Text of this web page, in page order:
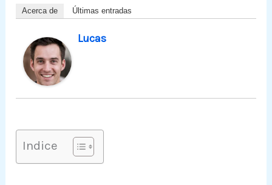
Acerca de Últimas entradas
Lucas
Indice